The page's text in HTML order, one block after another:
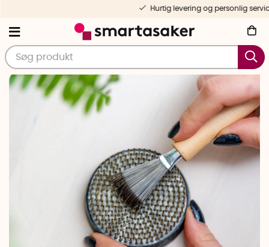
Hurtig levering og personlig service